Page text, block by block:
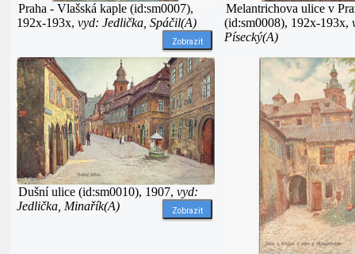
Praha - Vlašská kaple (id:sm0007),
192x-193x, vyd: Jedlička, Spáčil(A)
Zobrazit
Melantrichova ulice v
(id:sm0008), 192x-193x,
Písecký(A)
Dušní ulice (id:sm0010), 1907, vyd:
Jedlička, Minařík(A)
Zobrazit